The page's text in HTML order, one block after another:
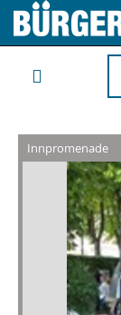
Innpromenade